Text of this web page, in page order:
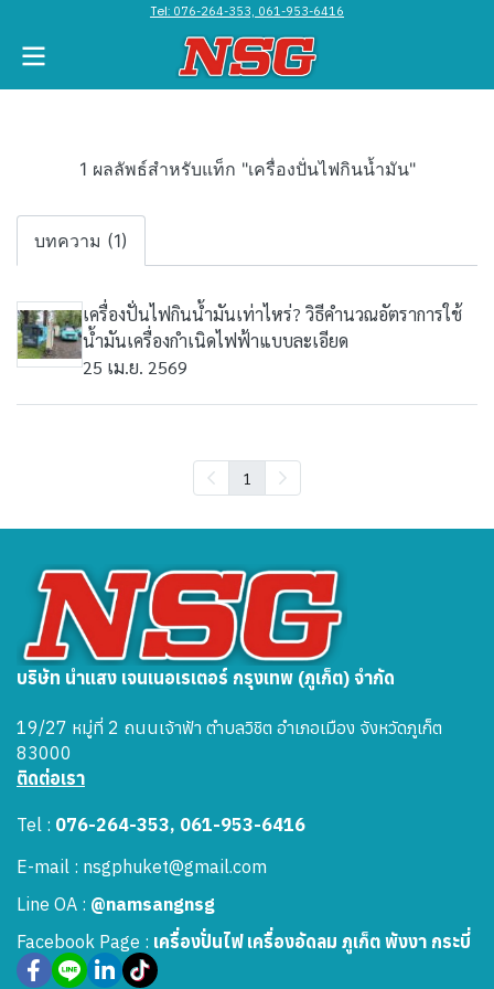
Tel: 076-264-353, 061-953-6416
1 ผลลัพธ์สำหรับแท็ก "เครื่องปั่นไฟกินน้ำมัน"
บทความ (1)
เครื่องปั่นไฟกินน้ำมันเท่าไหร่? วิธีคำนวณอัตราการใช้
น้ำมันเครื่องกำเนิดไฟฟ้าแบบละเอียด
25 เม.ย. 2569
1
บริษัท นำแสง เจนเนอเรเตอร์ กรุงเทพ (ภูเก็ต) จำกัด
19/27 หมู่ที่ 2 ถนนเจ้าฟ้า ตำบลวิชิต อำเภอเมือง จังหวัดภูเก็ต
83000
ติดต่อเรา
Tel : 076-264-353, 061-953-6416
E-mail : nsgphuket@gmail.com
Line OA : @namsangnsg
Facebook Page : เครื่องปั่นไฟ เครื่องอัดลม ภูเก็ต พังงา กระบี่